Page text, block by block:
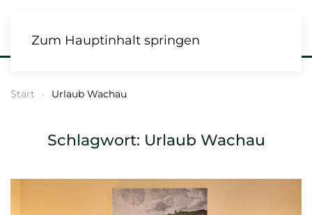
Zum Hauptinhalt springen
Start Urlaub Wachau
Schlagwort: Urlaub Wachau